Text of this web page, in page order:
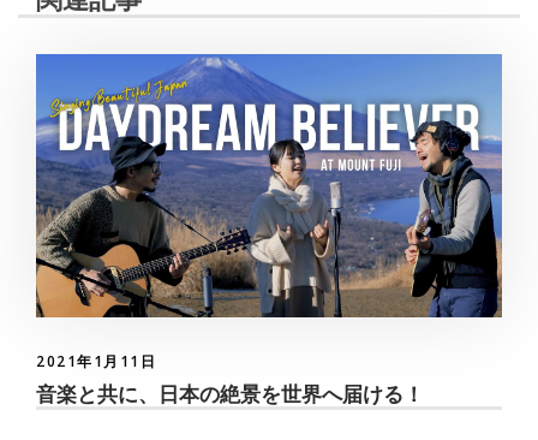
2021年1月11日
音楽と共に、日本の絶景を世界へ届ける！